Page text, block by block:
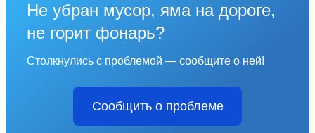
Не убран мусор, яма на дороге,
не горит фонарь?
Столкнулись с проблемой — сообщите о ней!
Сообщить о проблеме